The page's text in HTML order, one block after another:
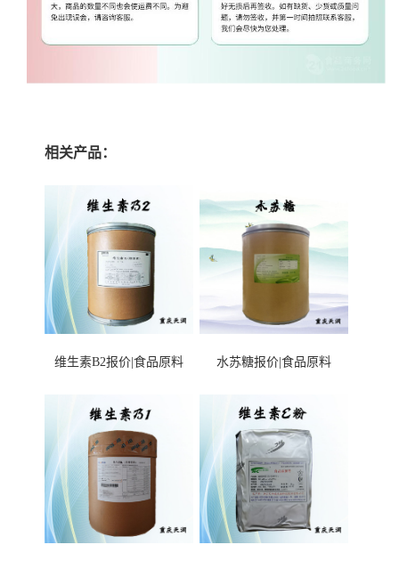
相关产品：
维生素B2报价|食品原料 水苏糖报价|食品原料